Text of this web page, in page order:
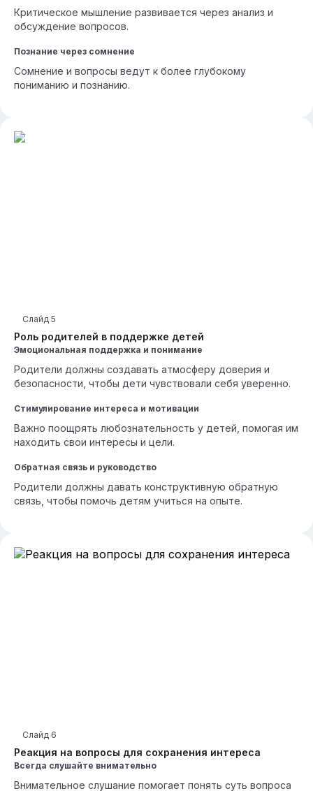
Критическое мышление развивается через анализ и
обсуждение вопросов.
Познание через сомнение
Сомнение и вопросы ведут к более глубокому
пониманию и познанию.
Роль родителей в поддержке детей
Слайд 5
Эмоциональная поддержка и понимание
Родители должны создавать атмосферу доверия и
безопасности, чтобы дети чувствовали себя уверенно.
Стимулирование интереса и мотивации
Важно поощрять любознательность у детей, помогая им
находить свои интересы и цели.
Обратная связь и руководство
Родители должны давать конструктивную обратную
связь, чтобы помочь детям учиться на опыте.
Реакция на вопросы для сохранения интереса
Слайд 6
Всегда слушайте внимательно
Внимательное слушание помогает понять суть вопроса